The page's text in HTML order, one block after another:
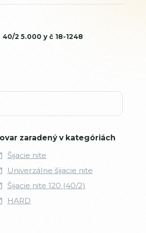
40/2 5.000 y č 18-1248
zaradený v kategóriách
Šijacie nite
Univerzálne šijacie nite
Šijacie nite 120 (40/2)
HARD